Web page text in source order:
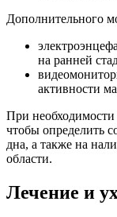
Дополнительного
на ранней
активности
При необходимости
чтобы определить
дна, а также на
области.
Лечение и